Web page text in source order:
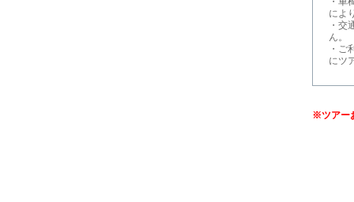
によ
・交
ん。
・ご
にツ
※ツアー